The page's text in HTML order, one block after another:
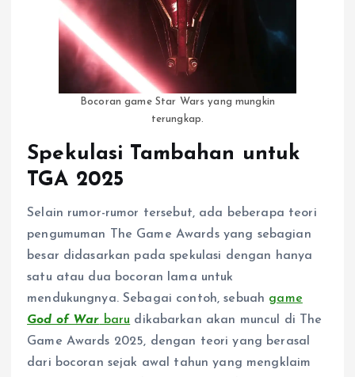
Bocoran game Star Wars yang mungkin
terungkap.
Spekulasi Tambahan untuk
TGA 2025
Selain rumor-rumor tersebut, ada beberapa teori
pengumuman The Game Awards yang sebagian
besar didasarkan pada spekulasi dengan hanya
satu atau dua bocoran lama untuk
mendukungnya. Sebagai contoh, sebuah game
God of War baru dikabarkan akan muncul di The
Game Awards 2025, dengan teori yang berasal
dari bocoran sejak awal tahun yang mengklaim